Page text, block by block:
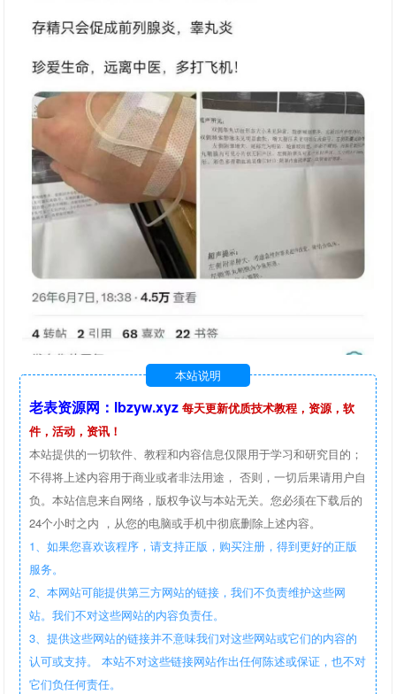
本站说明
老表资源网：lbzyw.xyz 每天更新优质技术教程，资源，软
件，活动，资讯！
本站提供的一切软件、教程和内容信息仅限用于学习和研究目的；
不得将上述内容用于商业或者非法用途， 否则，一切后果请用户自
负。本站信息来自网络，版权争议与本站无关。您必须在下载后的
24个小时之内 ，从您的电脑或手机中彻底删除上述内容。
1、如果您喜欢该程序，请支持正版，购买注册，得到更好的正版
服务。
2、本网站可能提供第三方网站的链接，我们不负责维护这些网
站。我们不对这些网站的内容负责任。
3、提供这些网站的链接并不意味我们对这些网站或它们的内容的
认可或支持。 本站不对这些链接网站作出任何陈述或保证，也不对
它们负任何责任。